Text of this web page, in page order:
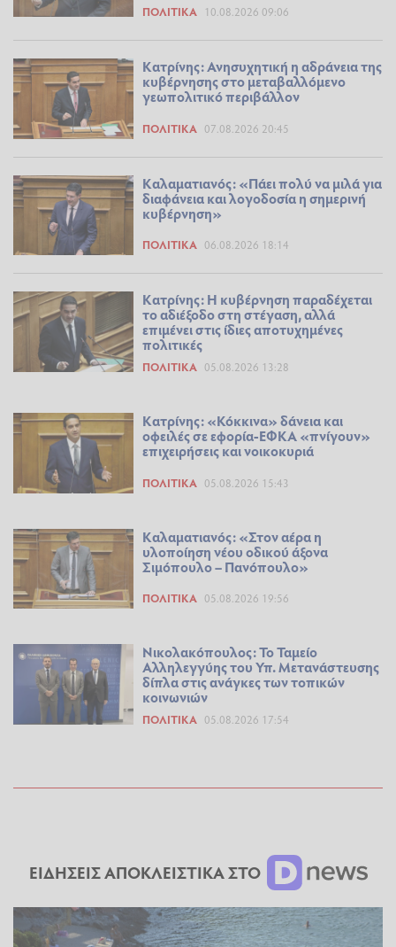
ΠΟΛΙΤΙΚΆ 10.08.2026 09:06
Κατρίνης: Ανησυχητική η αδράνεια της
κυβέρνησης στο μεταβαλλόμενο
γεωπολιτικό περιβάλλον
ΠΟΛΙΤΙΚΆ 07.08.2026 20:45
Καλαματιανός: «Πάει πολύ να μιλά για
διαφάνεια και λογοδοσία η σημερινή
κυβέρνηση»
ΠΟΛΙΤΙΚΆ 06.08.2026 18:14
Κατρίνης: Η κυβέρνηση παραδέχεται
το αδιέξοδο στη στέγαση, αλλά
επιμένει στις ίδιες αποτυχημένες
πολιτικές
ΠΟΛΙΤΙΚΆ 05.08.2026 13:28
Κατρίνης: «Κόκκινα» δάνεια και
οφειλές σε εφορία-ΕΦΚΑ «πνίγουν»
επιχειρήσεις και νοικοκυριά
ΠΟΛΙΤΙΚΆ 05.08.2026 15:43
Καλαματιανός: «Στον αέρα η
υλοποίηση νέου οδικού άξονα
Σιμόπουλο – Πανόπουλο»
ΠΟΛΙΤΙΚΆ 05.08.2026 19:56
Νικολακόπουλος: Το Ταμείο
Αλληλεγγύης του Υπ. Μετανάστευσης
δίπλα στις ανάγκες των τοπικών
κοινωνιών
ΠΟΛΙΤΙΚΆ 05.08.2026 17:54
ΕΙΔΗΣΕΙΣ ΑΠΟΚΛΕΙΣΤΙΚΑ ΣΤΟ